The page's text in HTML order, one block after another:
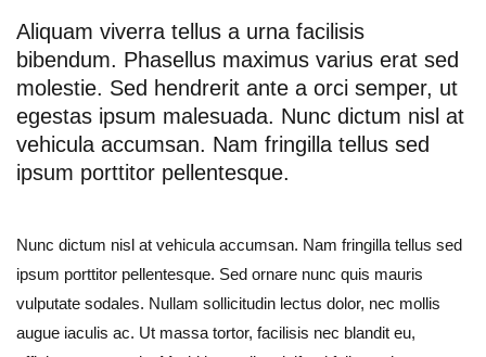
Aliquam viverra tellus a urna facilisis
bibendum. Phasellus maximus varius erat sed
molestie. Sed hendrerit ante a orci semper, ut
egestas ipsum malesuada. Nunc dictum nisl at
vehicula accumsan. Nam fringilla tellus sed
ipsum porttitor pellentesque.
Nunc dictum nisl at vehicula accumsan. Nam fringilla tellus sed
ipsum porttitor pellentesque. Sed ornare nunc quis mauris
vulputate sodales. Nullam sollicitudin lectus dolor, nec mollis
augue iaculis ac. Ut massa tortor, facilisis nec blandit eu,